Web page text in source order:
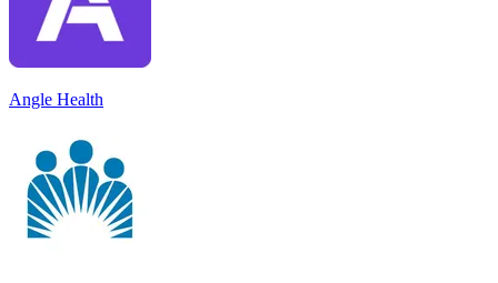
Angle Health